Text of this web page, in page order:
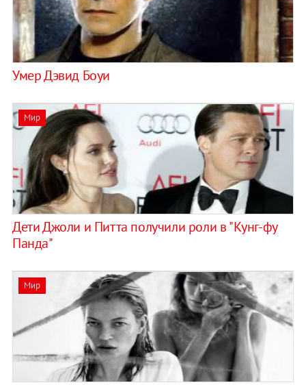
Умер Дэвид Боуи
Мир
Дети Джоли и Питта получили роли в "Кунг-фу
Панда"
Мир